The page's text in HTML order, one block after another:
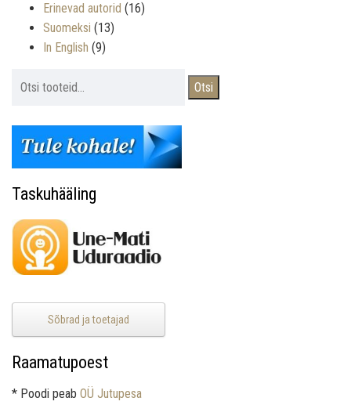
Erinevad autorid (16)
Suomeksi (13)
In English (9)
Otsi
Taskuhääling
Sõbrad ja toetajad
Raamatupoest
* Poodi peab OÜ Jutupesa